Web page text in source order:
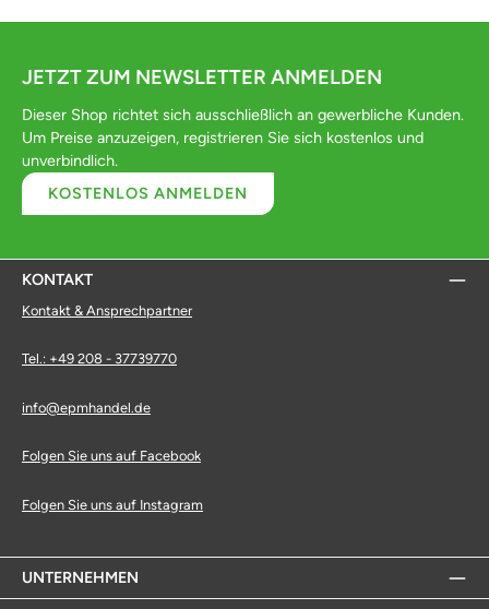
JETZT ZUM NEWSLETTER ANMELDEN
Dieser Shop richtet sich ausschließlich an gewerbliche Kunden.
Um Preise anzuzeigen, registrieren Sie sich kostenlos und
unverbindlich.
KOSTENLOS ANMELDEN
KONTAKT
Kontakt & Ansprechpartner
Tel.: +49 208 - 37739770
info@epmhandel.de
Folgen Sie uns auf Facebook
Folgen Sie uns auf Instagram
UNTERNEHMEN